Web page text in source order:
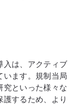
入は、アクティブ
います。規制当局
究といった様々な
するため、より